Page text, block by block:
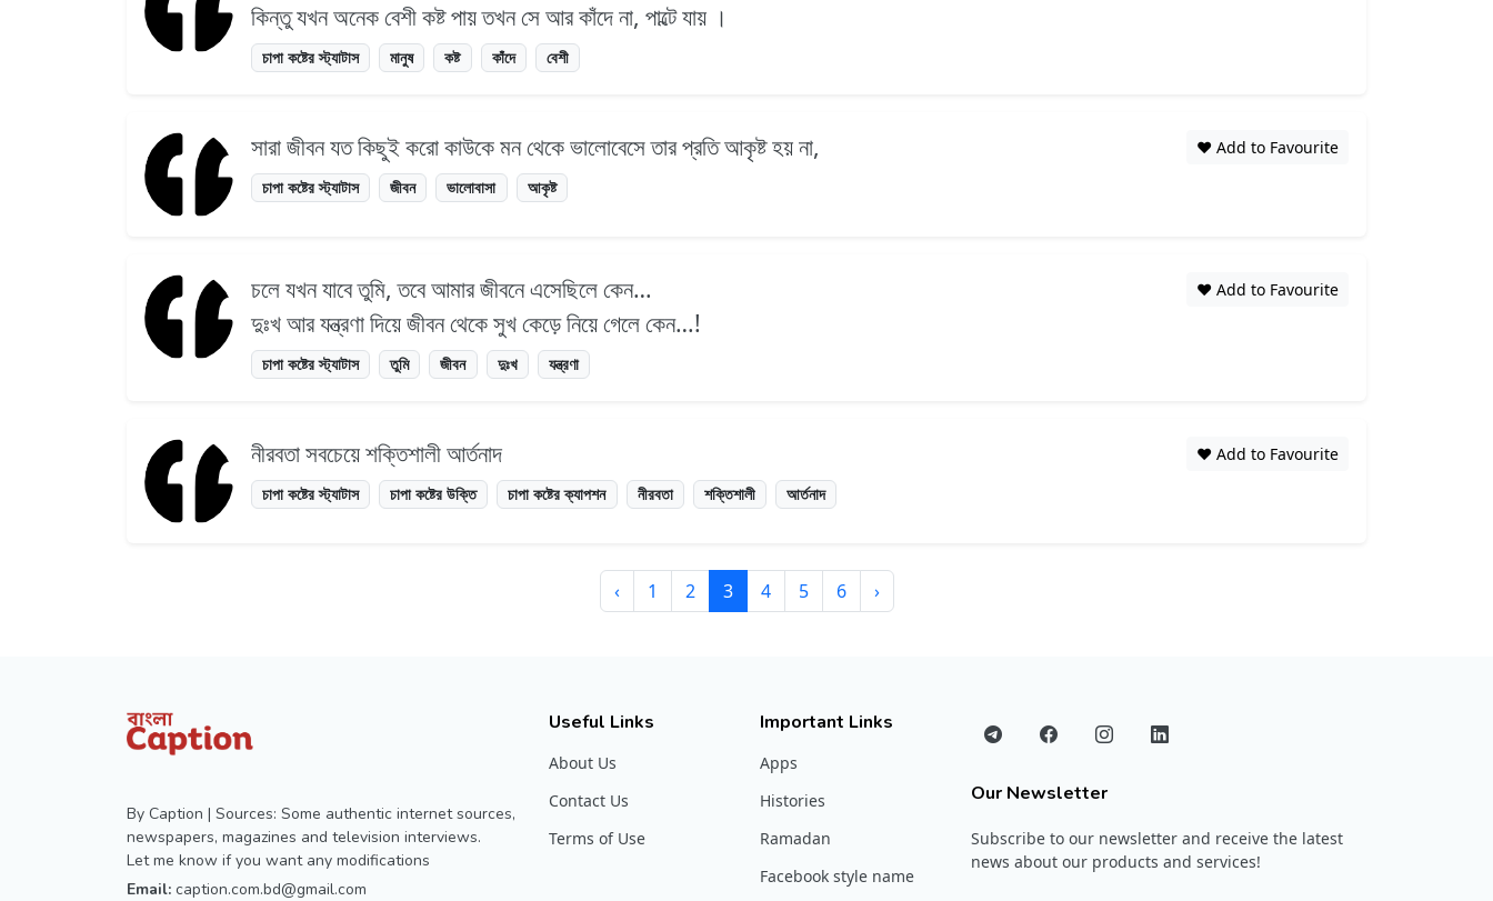
কিন্তু যখন অনেক বেশী কষ্ট পায় তখন সে আর কাঁদে না, পাল্টে যায় ।
চাপা কষ্টের স্ট্যাটাস মানুষ কষ্ট কাঁদে বেশী
সারা জীবন যত কিছুই করো কাউকে মন থেকে ভালোবেসে তার প্রতি আকৃষ্ট হয় না,
চাপা কষ্টের স্ট্যাটাস জীবন ভালোবাসা আকৃষ্ট
❤️ Add to Favourite
চলে যখন যাবে তুমি, তবে আমার জীবনে এসেছিলে কেন…
দুঃখ আর যন্ত্রণা দিয়ে জীবন থেকে সুখ কেড়ে নিয়ে গেলে কেন…!
চাপা কষ্টের স্ট্যাটাস তুমি জীবন দুঃখ যন্ত্রণা
❤️ Add to Favourite
নীরবতা সবচেয়ে শক্তিশালী আর্তনাদ
চাপা কষ্টের স্ট্যাটাস চাপা কষ্টের উক্তি চাপা কষ্টের ক্যাপশন নীরবতা শক্তিশালী আর্তনাদ
❤️ Add to Favourite
‹ 1 2 3 4 5 6 ›
By Caption | Sources: Some authentic internet sources,
newspapers, magazines and television interviews.
Let me know if you want any modifications
Email: caption.com.bd@gmail.com
Useful Links
About Us
Contact Us
Terms of Use
Important Links
Apps
Histories
Ramadan
Facebook style name
Our Newsletter
Subscribe to our newsletter and receive the latest
news about our products and services!